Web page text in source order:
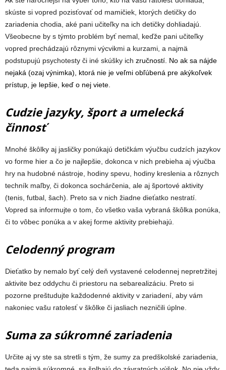
skúste si vopred pozisťovať od mamičiek, ktorých detičky do
zariadenia chodia, aké pani učiteľky na ich detičky dohliadajú.
Všeobecne by s týmto problém byť nemal, keďže pani učiteľky
vopred prechádzajú rôznymi výcvikmi a kurzami, a najmä
podstupujú psychotesty či iné skúšky ich zručností. No ak sa nájde
nejaká (ozaj výnimka), ktorá nie je veľmi obľúbená pre akýkoľvek
prístup, je lepšie, keď o nej viete.
Cudzie jazyky, šport a umelecká
činnosť
Mnohé škôlky aj jasličky ponúkajú detičkám výučbu cudzích jazykov
vo forme hier a čo je najlepšie, dokonca v nich prebieha aj výučba
hry na hudobné nástroje, hodiny spevu, hodiny kreslenia a rôznych
techník maľby, či dokonca sochárčenia, ale aj športové aktivity
(tenis, futbal, šach). Preto sa v nich žiadne dieťatko nestratí.
Vopred sa informujte o tom, čo všetko vaša vybraná škôlka ponúka,
či to vôbec ponúka a v akej forme aktivity prebiehajú.
Celodenný program
Dieťatko by nemalo byť celý deň vystavené celodennej nepretržitej
aktivite bez oddychu či priestoru na sebarealizáciu. Preto si
pozorne preštudujte každodenné aktivity v zariadení, aby vám
nakoniec vašu ratolesť v škôlke či jasliach nezničili úplne.
Suma za súkromné zariadenia
Určite aj vy ste sa stretli s tým, že sumy za predškolské zariadenia,